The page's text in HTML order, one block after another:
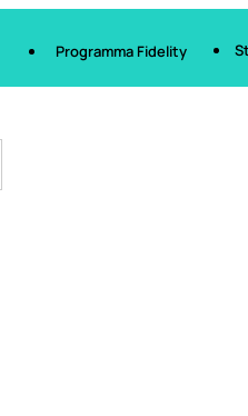
Programma Fidelity